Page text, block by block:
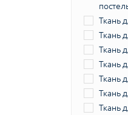
Ткань
Ткань
Ткань
Ткань
Ткань
Ткань
Ткань